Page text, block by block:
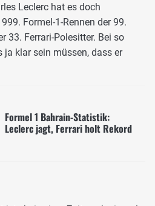
Leclerc hat es doch
Formel-1-Rennen der 99.
33. Ferrari-Polesitter. Bei so
ja klar sein müssen, dass er
Formel 1 Bahrain-Statistik:
Leclerc jagt, Ferrari holt Rekord